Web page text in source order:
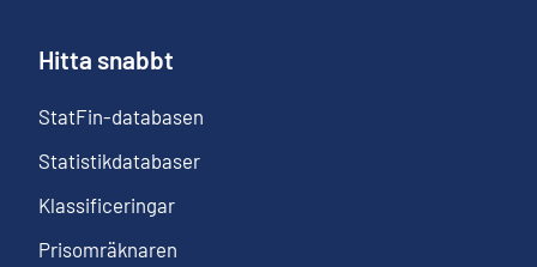
Hitta snabbt
StatFin-databasen
Statistikdatabaser
Klassificeringar
Prisomräknaren